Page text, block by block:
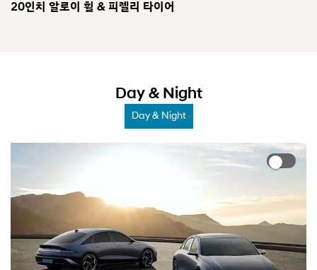
20인치 알로이 휠 & 피렐리 타이어
Day & Night
Day & Night